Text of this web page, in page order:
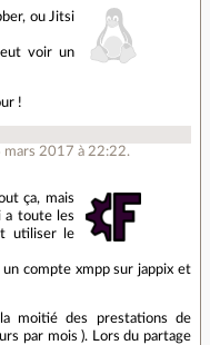
ou Jitsi
voir un
!
mars 2017 à 22:22.
ça, mais
a toute les
utiliser le
compte xmpp sur jappix et
moitié des prestations de
par mois ). Lors du partage